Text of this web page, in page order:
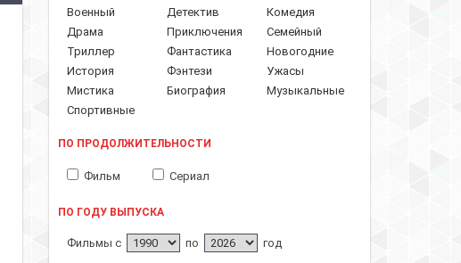
Военный
Детектив
Комедия
Драма
Приключения
Семейный
Триллер
Фантастика
Новогодние
История
Фэнтези
Ужасы
Мистика
Биография
Музыкальные
Спортивные
ПО ПРОДОЛЖИТЕЛЬНОСТИ
Фильм Сериал
ПО ГОДУ ВЫПУСКА
Фильмы с по год